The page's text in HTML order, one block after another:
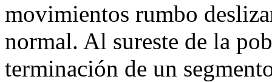
movimientos rumbo
normal. Al sureste de la
terminación de un